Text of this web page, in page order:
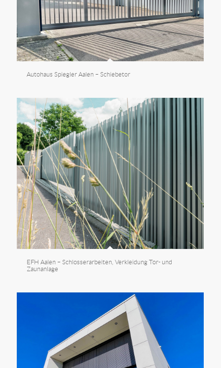
Autohaus Spiegler Aalen – Schiebetor
EFH Aalen – Schlosserarbeiten, Verkleidung Tor- und
Zaunanlage